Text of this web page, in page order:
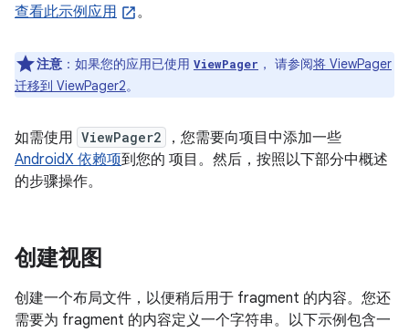
查看此示例应用
。
注意 ：如果您的应用已使用 ViewPager ， 请参阅将 ViewPager
迁移到 ViewPager2。
如需使用 ViewPager2
，您需要向项目中添加一些
AndroidX 依赖项到您的 项目。然后，按照以下部分中概述
的步骤操作。
创建视图
创建一个布局文件，以便稍后用于 fragment 的内容。您还
需要为 fragment 的内容定义一个字符串。以下示例包含一